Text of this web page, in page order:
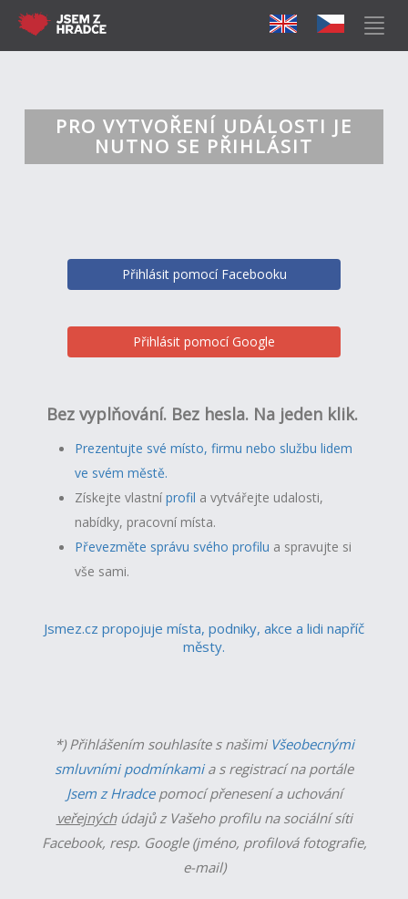
PRO VYTVOŘENÍ UDÁLOSTI JE
NUTNO SE PŘIHLÁSIT
Přihlásit pomocí Facebooku
Přihlásit pomocí Google
Bez vyplňování. Bez hesla. Na jeden klik.
Prezentujte své místo, firmu nebo službu lidem
ve svém městě.
Získejte vlastníprofil a vytvářejte udalosti,
nabídky, pracovní místa.
Převezměte správu svého profilu a spravujte si
vše sami.
Jsmez.cz propojuje místa, podniky, akce a lidi napříč
městy.
*) Přihlášením souhlasíte s našimi Všeobecnými
smluvními podmínkamia s registrací na portále
Jsem z Hradcepomocí přenesení a uchování
veřejnýchúdajů z Vašeho profilu na sociální síti
Facebook, resp. Google (jméno, profilová fotografie,
e-mail)